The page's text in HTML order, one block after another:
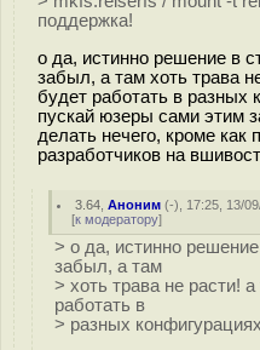
поддержка!
о да, истинно решение в
забыл, а там хоть трава
будет работать в разных
пускай юзеры сами этим
делать нечего, кроме как
разработчиков на
3.64 ,Аноним (-), 17:25, 13/
[к модератору]
> о да, истинно
забыл, а там
> хоть трава не расти!
работать в
> разных конфигурациях